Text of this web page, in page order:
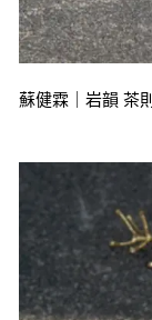
蘇健霖｜岩韻 茶則